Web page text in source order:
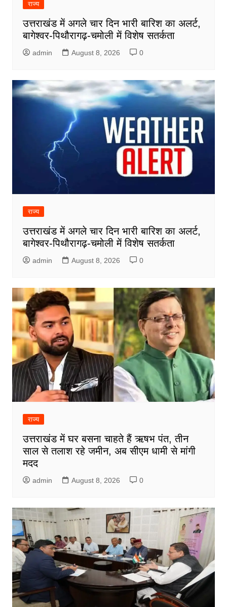
राज्य
उत्तराखंड में अगले चार दिन भारी बारिश का अलर्ट,
बागेश्वर-पिथौरागढ़-चमोली में विशेष सतर्कता
admin August 8, 2026 0
राज्य
उत्तराखंड में अगले चार दिन भारी बारिश का अलर्ट,
बागेश्वर-पिथौरागढ़-चमोली में विशेष सतर्कता
admin August 8, 2026 0
राज्य
उत्तराखंड में घर बसना चाहते हैं ऋषभ पंत, तीन
साल से तलाश रहे जमीन, अब सीएम धामी से मांगी
मदद
admin August 8, 2026 0